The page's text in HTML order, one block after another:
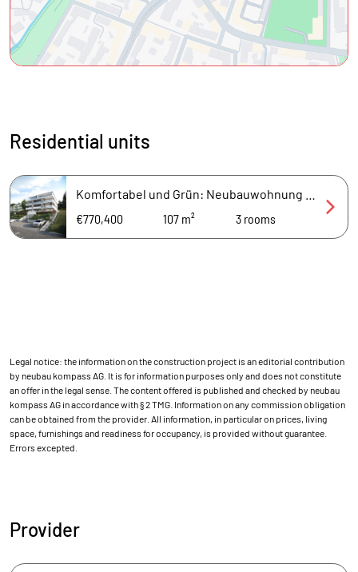
Residential units
€770,400
107 m² 3 rooms
Legal notice: the information on the construction project is an editorial contribution
by neubau kompass AG. It is for information purposes only and does not constitute
an offer in the legal sense. The content offered is published and checked by neubau
kompass AG in accordance with § 2 TMG. Information on any commission obligation
can be obtained from the provider. All information, in particular on prices, living
space, furnishings and readiness for occupancy, is provided without guarantee.
Errors excepted.
Provider